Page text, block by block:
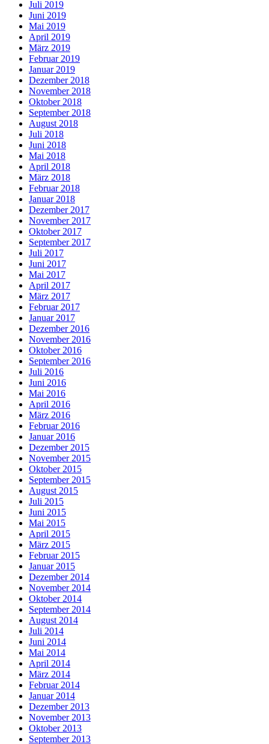
Juli 2019
Juni 2019
Mai 2019
April 2019
März 2019
Februar 2019
Januar 2019
Dezember 2018
November 2018
Oktober 2018
September 2018
August 2018
Juli 2018
Juni 2018
Mai 2018
April 2018
März 2018
Februar 2018
Januar 2018
Dezember 2017
November 2017
Oktober 2017
September 2017
Juli 2017
Juni 2017
Mai 2017
April 2017
März 2017
Februar 2017
Januar 2017
Dezember 2016
November 2016
Oktober 2016
September 2016
Juli 2016
Juni 2016
Mai 2016
April 2016
März 2016
Februar 2016
Januar 2016
Dezember 2015
November 2015
Oktober 2015
September 2015
August 2015
Juli 2015
Juni 2015
Mai 2015
April 2015
März 2015
Februar 2015
Januar 2015
Dezember 2014
November 2014
Oktober 2014
September 2014
August 2014
Juli 2014
Juni 2014
Mai 2014
April 2014
März 2014
Februar 2014
Januar 2014
Dezember 2013
November 2013
Oktober 2013
September 2013